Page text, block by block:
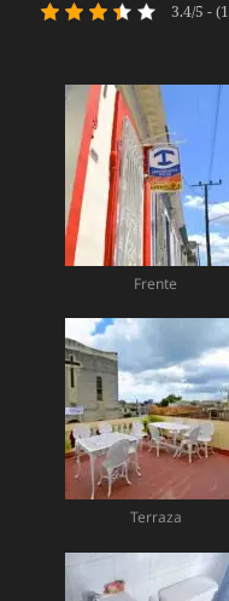
3.4/5 -
Frente
Terraza